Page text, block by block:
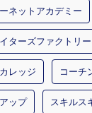
ネットアカデミー
ターズファクトリー
レッジ コーチ
ップ スキルス